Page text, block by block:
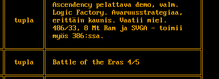
tupla
Ascendency pelattava demo, valm.
Logic Factory. Avaruusstrategiaa,
erittäin kaunis. Vaatii miel.
486/33, 8 Mt Ram ja SVGA - toimii
myös 386:ssa.
tupla Battle of the Eras 4/5